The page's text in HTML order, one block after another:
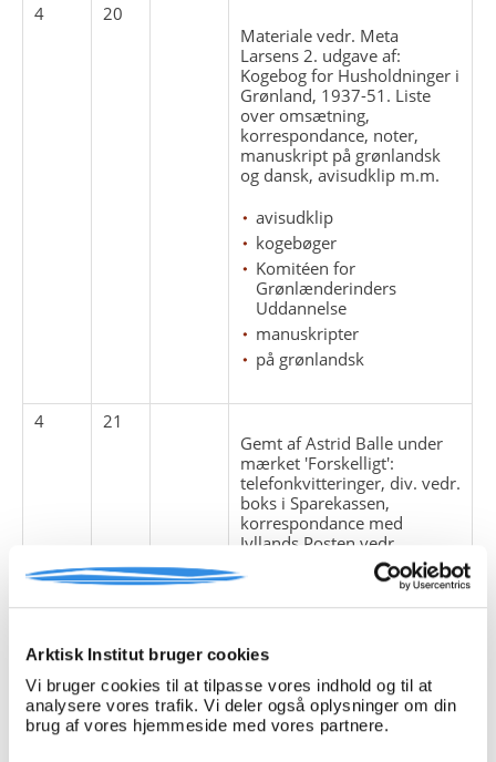
Arktisk Institut bruger cookies
Vi bruger cookies til at tilpasse vores indhold og til at
analysere vores trafik. Vi deler også oplysninger om din
brug af vores hjemmeside med vores partnere.
4
20
Materiale vedr. Meta
Larsens 2. udgave af:
Kogebog for Husholdninger i
Grønland, 1937-51. Liste
over omsætning,
korrespondance, noter,
manuskript på grønlandsk
og dansk, avisudklip m.m.
avisudklip
kogebøger
Komitéen for
Grønlænderinders
Uddannelse
manuskripter
på grønlandsk
4
21
Gemt af Astrid Balle under
mærket 'Forskelligt':
telefonkvitteringer, div. vedr.
boks i Sparekassen,
korrespondance med
Jyllands Posten vedr.
interview 1950, materiale
vedr. DRS radio-julehilsen til
Grønland,div. vedr.
Komitéen for
Grønlænderinders
Uddannelse